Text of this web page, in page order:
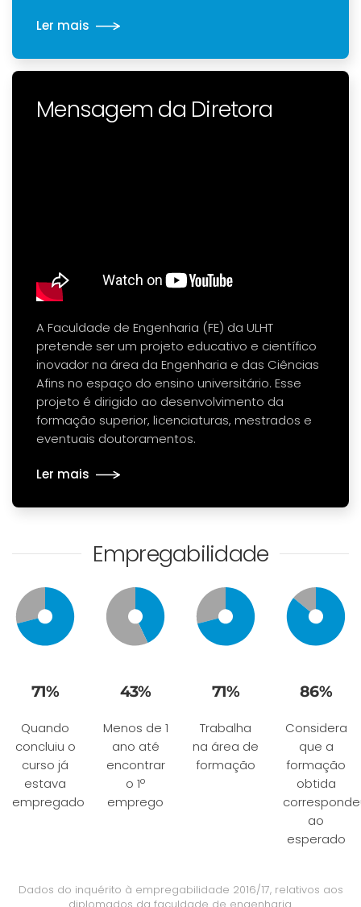
Ler mais
Mensagem da Diretora
A Faculdade de Engenharia (FE) da ULHT
pretende ser um projeto educativo e científico
inovador na área da Engenharia e das Ciências
Afins no espaço do ensino universitário. Esse
projeto é dirigido ao desenvolvimento da
formação superior, licenciaturas, mestrados e
eventuais doutoramentos.
Ler mais
Empregabilidade
71%
Quando
concluiu o
curso já
estava
empregado
43%
Menos de 1
ano até
encontrar
o 1º
emprego
71%
Trabalha
na área de
formação
86%
Considera
que a
formação
obtida
ao
esperado
Dados do inquérito à empregabilidade 2016/17, relativos aos
diplomados da faculdade de engenharia.